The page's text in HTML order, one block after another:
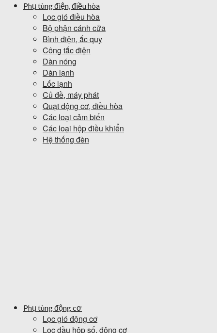
Phụ tùng điện, điều hòa
Lọc gió điều hòa
Bộ phận cánh cửa
Bình điện, ắc quy
Công tắc điện
Dàn nóng
Dàn lạnh
Lốc lạnh
Củ đề, máy phát
Quạt động cơ, điều hòa
Các loại cảm biến
Các loại hộp điều khiển
Hệ thống đèn
Phụ tùng động cơ
Lọc gió động cơ
Lọc dầu hộp số, động cơ